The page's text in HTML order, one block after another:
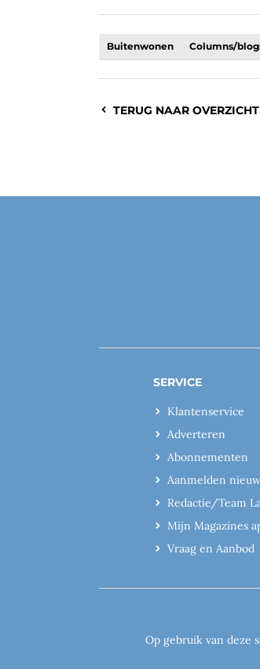
Buitenwonen Columns/
TERUG NAAR OVERZICHT
SERVICE
Klantenservice
Adverteren
Abonnementen
Aanmelden
Redactie/Team
Mijn Magazines
Vraag en Aanbod
Op gebruik van deze